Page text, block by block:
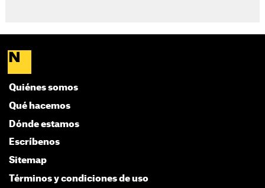
Quiénes somos
Qué hacemos
Dónde estamos
Escríbenos
Sitemap
Términos y condiciones de uso